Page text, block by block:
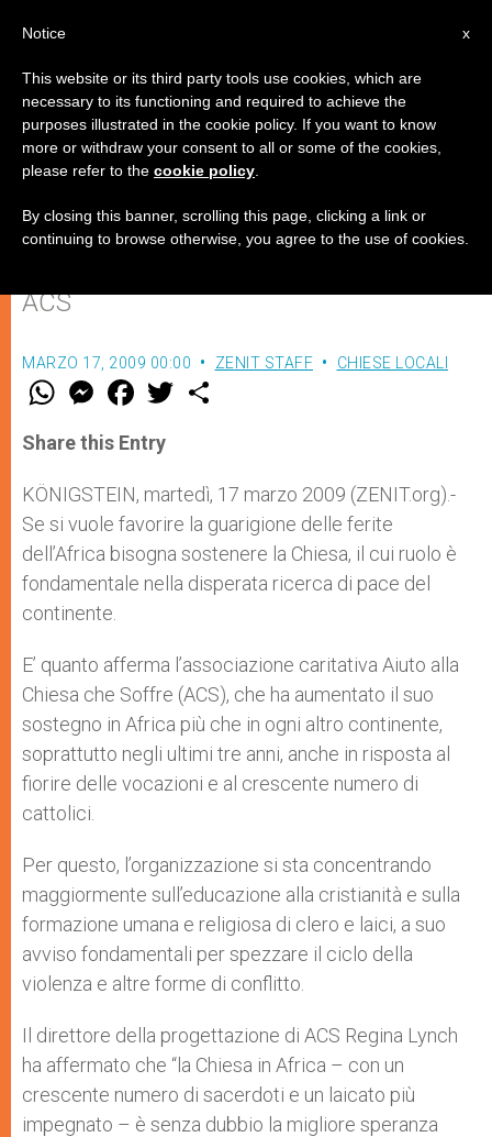
La Chiesa è fondamentale per far
rimarginare le ferite in Africa
ACS
MARZO 17, 2009 00:00 ZENIT STAFF CHIESE LOCALI
W
t
s
p
p
M
e
s
e
g
e
r
F
a
e
b
o
k
w
r
Share this Entry
KÖNIGSTEIN, martedì, 17 marzo 2009 (ZENIT.org).-
Se si vuole favorire la guarigione delle ferite
dell’Africa bisogna sostenere la Chiesa, il cui ruolo è
fondamentale nella disperata ricerca di pace del
continente.
E’ quanto afferma l’associazione caritativa Aiuto alla
Chiesa che Soffre (ACS), che ha aumentato il suo
sostegno in Africa più che in ogni altro continente,
soprattutto negli ultimi tre anni, anche in risposta al
fiorire delle vocazioni e al crescente numero di
cattolici.
Per questo, l’organizzazione si sta concentrando
maggiormente sull’educazione alla cristianità e sulla
formazione umana e religiosa di clero e laici, a suo
avviso fondamentali per spezzare il ciclo della
violenza e altre forme di conflitto.
Il direttore della progettazione di ACS Regina Lynch
ha affermato che “la Chiesa in Africa – con un
crescente numero di sacerdoti e un laicato più
impegnato – è senza dubbio la migliore speranza
x
Notice
This website or its third party tools use cookies, which are
necessary to its functioning and required to achieve the
purposes illustrated in the cookie policy. If you want to know
more or withdraw your consent to all or some of the cookies,
please refer to the cookie policy
By closing this banner, scrolling this page, clicking a link or
continuing to browse otherwise, you agree to the use of cookies.